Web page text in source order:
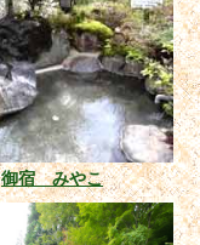
御宿 みやこ